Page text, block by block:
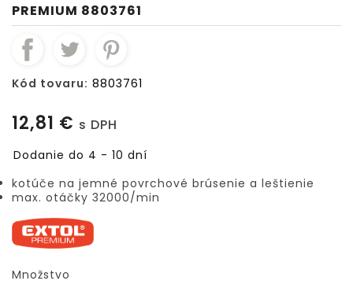
PREMIUM 8803761
Kód tovaru: 8803761
12,81 € s DPH
Dodanie do 4 - 10 dní
kotúče na jemné povrchové brúsenie a leštienie
max. otáčky 32000/min
Množstvo